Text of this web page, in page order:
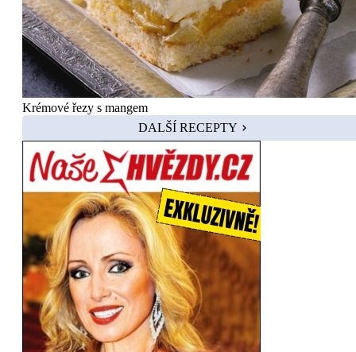
Krémové řezy s mangem
DALŠÍ RECEPTY